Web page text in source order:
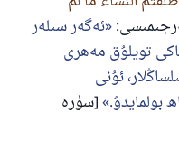
ئەگەر سىلەر
ياكى تويلۇق مەھرى
ئۇنى
بولمايدۇ. [سۈرە